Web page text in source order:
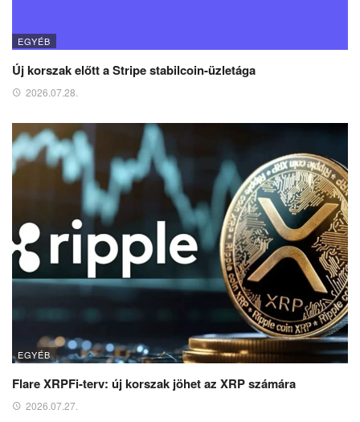
EGYÉB
Új korszak előtt a Stripe stabilcoin-üzletága
2026.07.28.
EGYÉB
Flare XRPFi-terv: új korszak jöhet az XRP számára
2026.07.27.